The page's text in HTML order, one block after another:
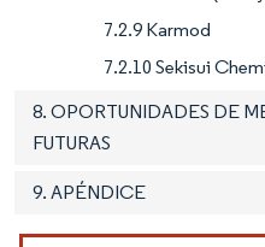
7.2.9 Karmod
7.2.10 Sekisui
8. OPORTUNIDADES DE
FUTURAS
9. APÉNDICE